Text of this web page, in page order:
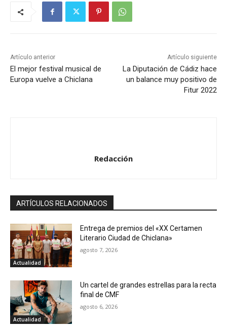
Artículo anterior
El mejor festival musical de
Europa vuelve a Chiclana
Artículo siguiente
La Diputación de Cádiz hace
un balance muy positivo de
Fitur 2022
Redacción
ARTÍCULOS RELACIONADOS
Actualidad
Entrega de premios del «XX Certamen
Literario Ciudad de Chiclana»
agosto 7, 2026
Actualidad
Un cartel de grandes estrellas para la recta
final de CMF
agosto 6, 2026